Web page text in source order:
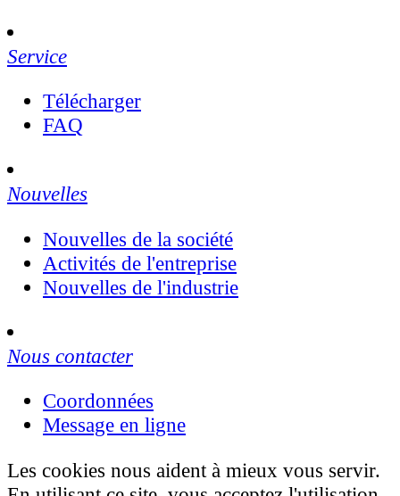
Service
Télécharger
FAQ
Nouvelles
Nouvelles de la société
Activités de l'entreprise
Nouvelles de l'industrie
Nous contacter
Coordonnées
Message en ligne
Les cookies nous aident à mieux vous servir.